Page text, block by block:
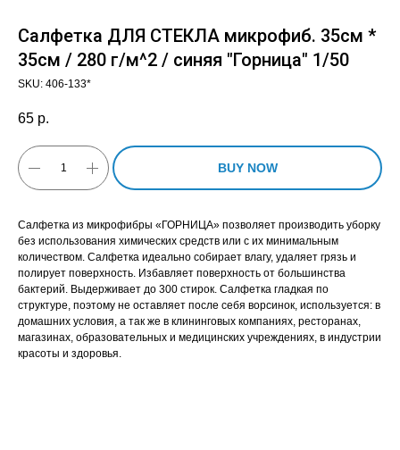
Салфетка ДЛЯ СТЕКЛА микрофиб. 35см *
35см / 280 г/м^2 / синяя "Горница" 1/50
SKU: 406-133*
65 р.
BUY NOW
Салфетка из микрофибры «ГОРНИЦА» позволяет производить уборку
без использования химических средств или с их минимальным
количеством. Салфетка идеально собирает влагу, удаляет грязь и
полирует поверхность. Избавляет поверхность от большинства
бактерий. Выдерживает до 300 стирок. Салфетка гладкая по
структуре, поэтому не оставляет после себя ворсинок, используется: в
домашних условия, а так же в клининговых компаниях, ресторанах,
магазинах, образовательных и медицинских учреждениях, в индустрии
красоты и здоровья.